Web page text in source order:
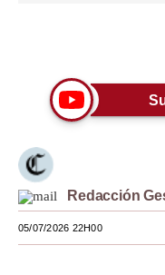
Estilos
EEUU
México
España
Redacción
05/07/2026 22H00